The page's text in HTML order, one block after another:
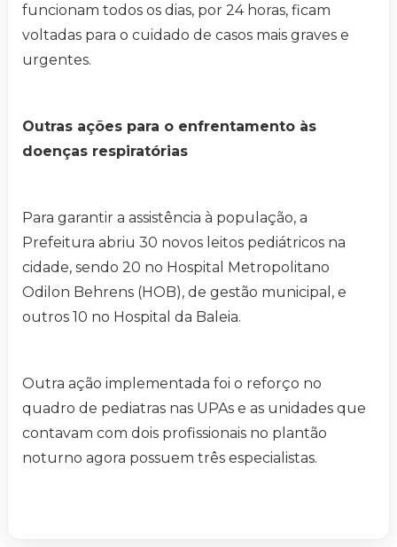
funcionam todos os dias, por 24 horas, ficam
voltadas para o cuidado de casos mais graves e
urgentes.
Outras ações para o enfrentamento às
doenças respiratórias
Para garantir a assistência à população, a
Prefeitura abriu 30 novos leitos pediátricos na
cidade, sendo 20 no Hospital Metropolitano
Odilon Behrens (HOB), de gestão municipal, e
outros 10 no Hospital da Baleia.
Outra ação implementada foi o reforço no
quadro de pediatras nas UPAs e as unidades que
contavam com dois profissionais no plantão
noturno agora possuem três especialistas.